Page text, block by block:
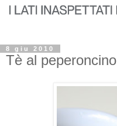
8 giu 2010
Tè al peperoncino